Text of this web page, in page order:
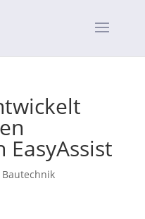
Bautechnik